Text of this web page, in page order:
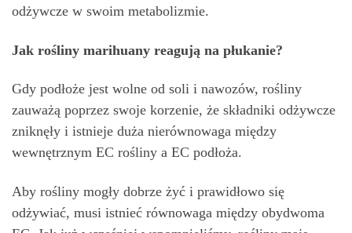
odżywcze w swoim metabolizmie.
Jak rośliny marihuany reagują na płukanie?
Gdy podłoże jest wolne od soli i nawozów, rośliny
zauważą poprzez swoje korzenie, że składniki odżywcze
zniknęły i istnieje duża nierównowaga między
wewnętrznym EC rośliny a EC podłoża.
Aby rośliny mogły dobrze żyć i prawidłowo się
odżywiać, musi istnieć równowaga między obydwoma